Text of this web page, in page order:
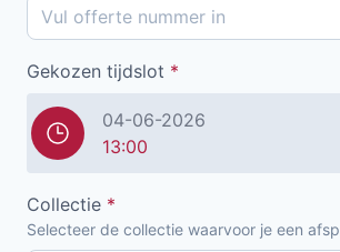
Gekozen tijdslot *
04-06-2026
13:00
Collectie *
Selecteer de collectie waarvoor je een